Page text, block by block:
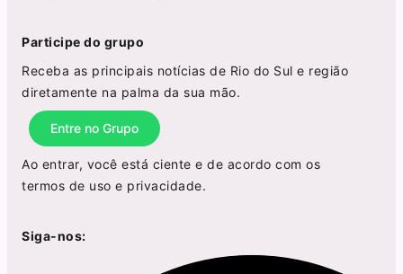
Participe do grupo
Receba as principais notícias de Rio do Sul e região
diretamente na palma da sua mão.
Entre no Grupo
Ao entrar, você está ciente e de acordo com os
termos de uso e privacidade.
Siga-nos: